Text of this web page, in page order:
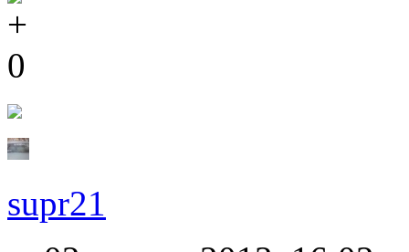
0
supr21